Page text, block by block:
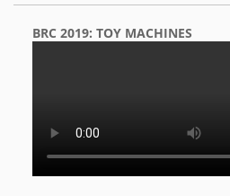
BRC 2019: TOY MACHINES